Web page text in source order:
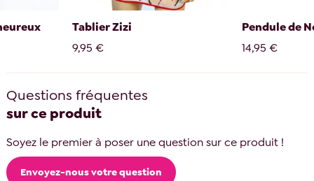
Tablier Zizi
9,95 €
Pendule de
14,95 €
Questions fréquentes
sur ce produit
Soyez le premier à poser une question sur ce produit !
Envoyez-nous votre question